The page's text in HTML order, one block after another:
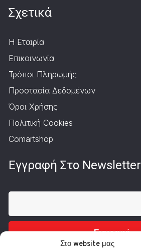
Στο website μας
Σχετικά
Η Εταιρία
Επικοινωνία
Τρόποι Πληρωμής
Προστασία Δεδομένων
Όροι Χρήσης
Πολιτική Cookies
Comartshop
Εγγραφή Στο Newsletter
Εγγραφή